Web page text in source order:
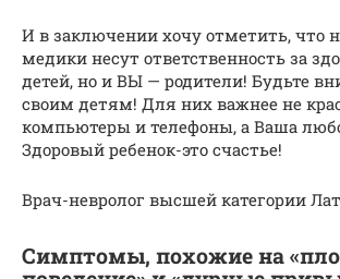
И в заключении хочу отметить, что
медики несут ответственность за
детей, но и ВЫ — родители! Будьте
своим детям! Для них важнее не
компьютеры и телефоны, а Ваша
Здоровый ребенок-это счастье!
Врач-невролог высшей категории
Симптомы, похожие на